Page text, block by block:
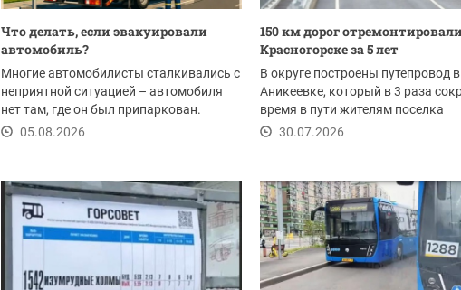
Что делать, если эвакуировали
автомобиль?
Многие автомобилисты сталкивались с
неприятной ситуацией – автомобиля
нет там, где он был припаркован.
Шансы на такое...
05.08.2026
150 км дорог
Красногорске за 5 лет
В округе построены путепровод в
Аникеевке, который в 3 раза
время в пути жителям поселка
Нахабино, а также...
30.07.2026